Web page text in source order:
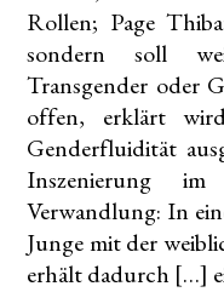
Rollen; Page
sondern soll
Transgender oder
offen, erklärt
Genderfluidität
Inszenierung
Verwandlung: In
Junge mit der
erhält dadurch […]